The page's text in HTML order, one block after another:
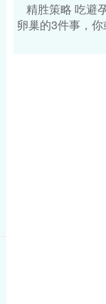
精胜策略 吃避
卵巢的3件事，